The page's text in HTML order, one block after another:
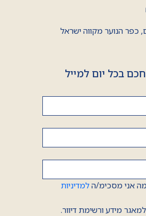
כפר הנוער מקווה ישראל
בכל יום למייל
אני מסכימ/הלמדיניות
מידע ורשימת דיוור.